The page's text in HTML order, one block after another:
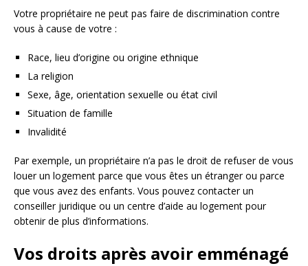
Votre propriétaire ne peut pas faire de discrimination contre
vous à cause de votre :
Race, lieu d’origine ou origine ethnique
La religion
Sexe, âge, orientation sexuelle ou état civil
Situation de famille
Invalidité
Par exemple, un propriétaire n’a pas le droit de refuser de vous
louer un logement parce que vous êtes un étranger ou parce
que vous avez des enfants. Vous pouvez contacter un
conseiller juridique ou un centre d’aide au logement pour
obtenir de plus d’informations.
Vos droits après avoir emménagé